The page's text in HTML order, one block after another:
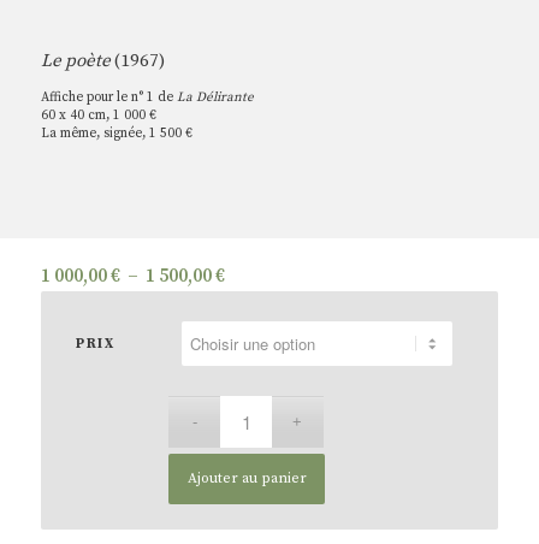
Le poète(1967)
Affiche pour le n° 1 de La Délirante
60 x 40 cm, 1 000 €
La même, signée, 1 500 €
1 000,00€ – 1 500,00€Plage
1
000,00 €
1
500,00 €
PRIX
Ajouter au panier